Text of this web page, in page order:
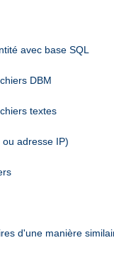
avec base SQL
DBM
textes
adresse IP)
d'une manière